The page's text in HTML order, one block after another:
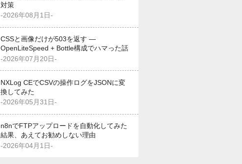
対策
-2026年08月1日-
CSSと画像だけが503を返す —
OpenLiteSpeed + Bottle構成でハマった話
-2026年07月20日-
NXLog CEでCSVの操作ログをJSONに変
換してみた
-2026年05月31日-
n8nでFTPアップロードを自動化してみた
結果、あえてお勧めしない理由
-2026年04月1日-